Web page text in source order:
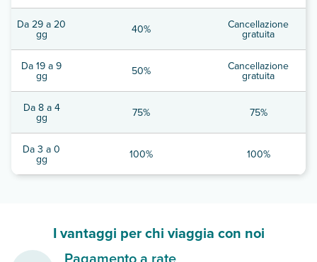
Da 29 a 20
gg 40% Cancellazione
gratuita
Da 19 a 9
gg 50% Cancellazione
gratuita
Da 8 a 4
gg 75% 75%
Da 3 a 0
gg 100% 100%
I vantaggi per chi viaggia con noi